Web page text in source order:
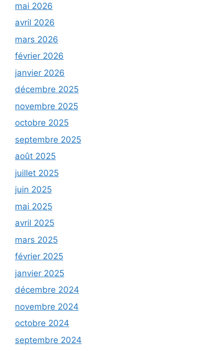
mai 2026
avril 2026
mars 2026
février 2026
janvier 2026
décembre 2025
novembre 2025
octobre 2025
septembre 2025
août 2025
juillet 2025
juin 2025
mai 2025
avril 2025
mars 2025
février 2025
janvier 2025
décembre 2024
novembre 2024
octobre 2024
septembre 2024